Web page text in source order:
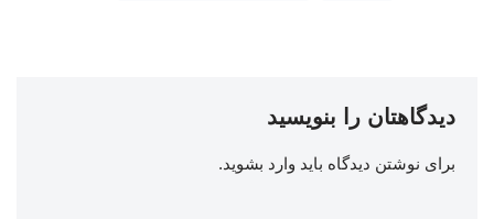
دیدگاهتان را بنویسید
برای نوشتن دیدگاه باید وارد بشوید.